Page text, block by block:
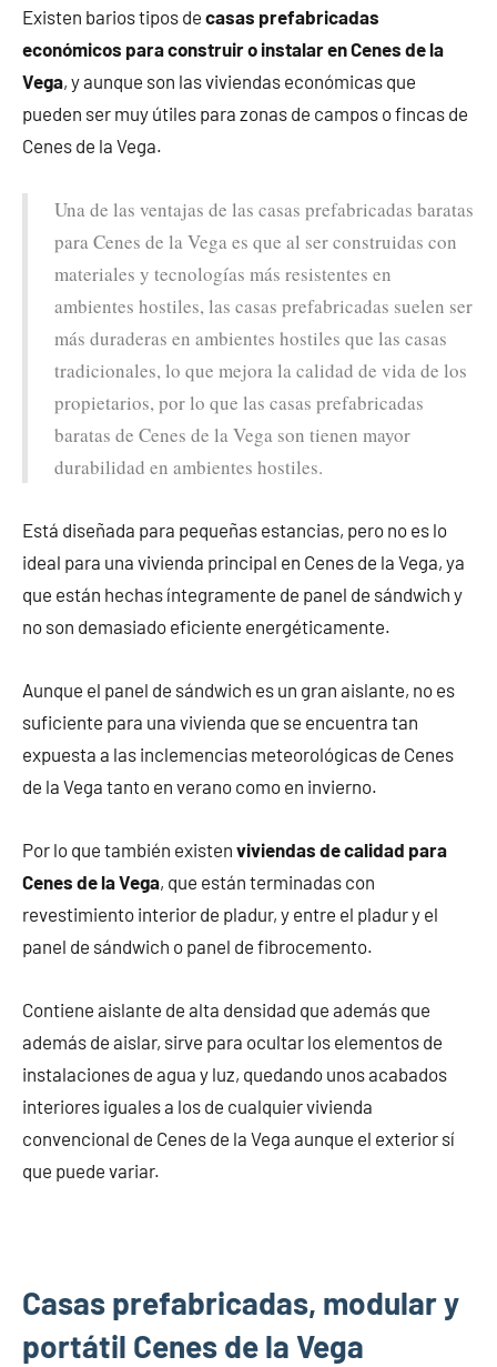
Existen barios tipos de casas prefabricadas
económicos para construir o instalar en Cenes de la
Vega, y aunque son las viviendas económicas que
pueden ser muy útiles para zonas de campos o fincas de
Cenes de la Vega.
Una de las ventajas de las casas prefabricadas baratas
para Cenes de la Vega es que al ser construidas con
materiales y tecnologías más resistentes en
ambientes hostiles, las casas prefabricadas suelen ser
más duraderas en ambientes hostiles que las casas
tradicionales, lo que mejora la calidad de vida de los
propietarios, por lo que las casas prefabricadas
baratas de Cenes de la Vega son tienen mayor
durabilidad en ambientes hostiles.
Está diseñada para pequeñas estancias, pero no es lo
ideal para una vivienda principal en Cenes de la Vega, ya
que están hechas íntegramente de panel de sándwich y
no son demasiado eficiente energéticamente.
Aunque el panel de sándwich es un gran aislante, no es
suficiente para una vivienda que se encuentra tan
expuesta a las inclemencias meteorológicas de Cenes
de la Vega tanto en verano como en invierno.
Por lo que también existen viviendas de calidad para
Cenes de la Vega, que están terminadas con
revestimiento interior de pladur, y entre el pladur y el
panel de sándwich o panel de fibrocemento.
Contiene aislante de alta densidad que además que
además de aislar, sirve para ocultar los elementos de
instalaciones de agua y luz, quedando unos acabados
interiores iguales a los de cualquier vivienda
convencional de Cenes de la Vega aunque el exterior sí
que puede variar.
Casas prefabricadas, modular y
portátil Cenes de la Vega